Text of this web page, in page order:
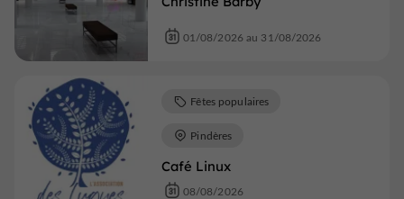
01/08/2026 au 31/08/2026
Café Linux
Fêtes populaires
Pindères
08/08/2026